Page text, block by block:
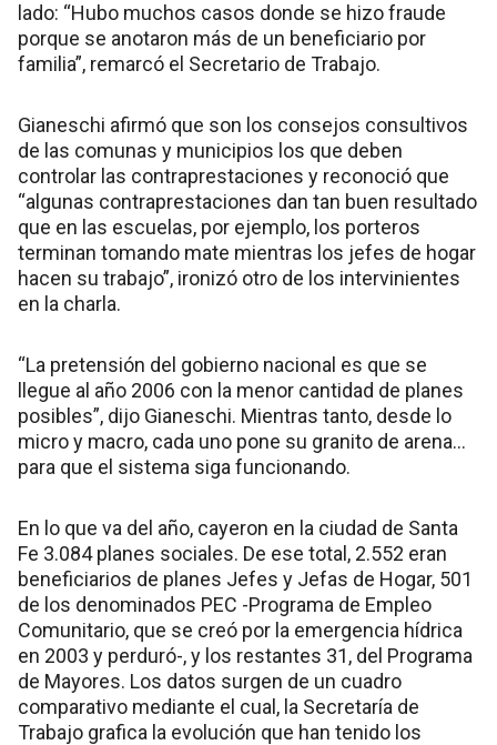
lado: “Hubo muchos casos donde se hizo fraude
porque se anotaron más de un beneficiario por
familia”, remarcó el Secretario de Trabajo.
Gianeschi afirmó que son los consejos consultivos
de las comunas y municipios los que deben
controlar las contraprestaciones y reconoció que
“algunas contraprestaciones dan tan buen resultado
que en las escuelas, por ejemplo, los porteros
terminan tomando mate mientras los jefes de hogar
hacen su trabajo”, ironizó otro de los intervinientes
en la charla.
“La pretensión del gobierno nacional es que se
llegue al año 2006 con la menor cantidad de planes
posibles”, dijo Gianeschi. Mientras tanto, desde lo
micro y macro, cada uno pone su granito de arena…
para que el sistema siga funcionando.
En lo que va del año, cayeron en la ciudad de Santa
Fe 3.084 planes sociales. De ese total, 2.552 eran
beneficiarios de planes Jefes y Jefas de Hogar, 501
de los denominados PEC -Programa de Empleo
Comunitario, que se creó por la emergencia hídrica
en 2003 y perduró-, y los restantes 31, del Programa
de Mayores. Los datos surgen de un cuadro
comparativo mediante el cual, la Secretaría de
Trabajo grafica la evolución que han tenido los